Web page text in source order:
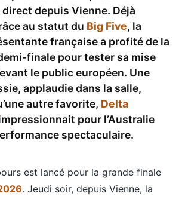
direct depuis Vienne. Déjà
au statut du Big Five, la
française a profité de la
finale pour tester sa mise
le public européen. Une
applaudie dans la salle,
autre favorite, Delta
pour l’Australie
spectaculaire.
est lancé pour la grande finale
. Jeudi soir, depuis Vienne, la